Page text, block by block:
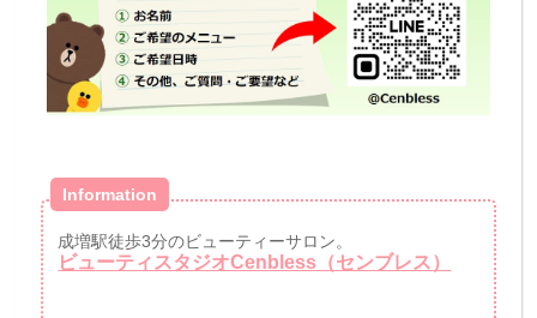
Information
成増駅徒歩3分のビューティーサロン。
ビューティスタジオCenbless（センブレス）